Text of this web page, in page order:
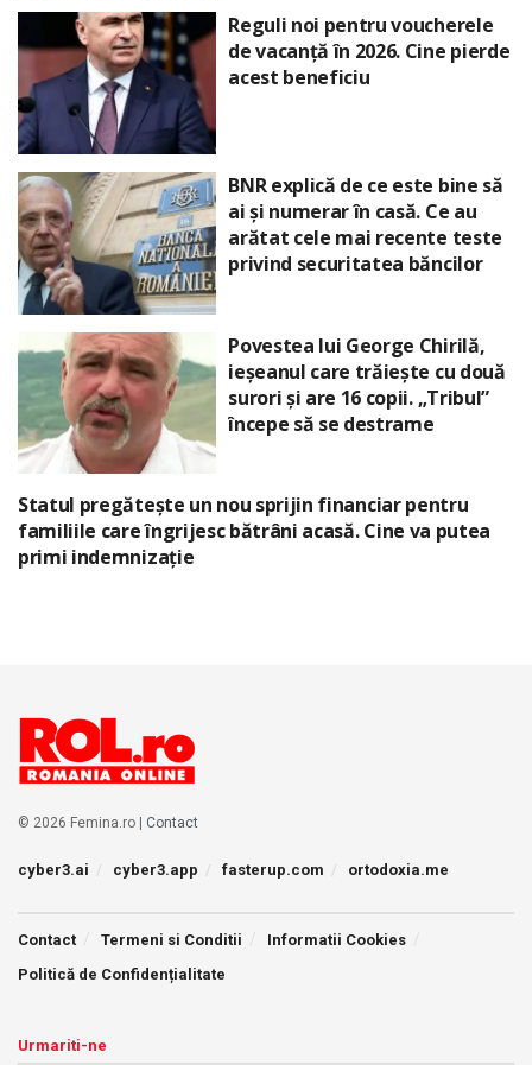
Reguli noi pentru voucherele
de vacanță în 2026. Cine pierde
acest beneficiu
BNR explică de ce este bine să
ai și numerar în casă. Ce au
arătat cele mai recente teste
privind securitatea băncilor
Povestea lui George Chirilă,
ieșeanul care trăiește cu două
surori și are 16 copii. „Tribul”
începe să se destrame
Statul pregătește un nou sprijin financiar pentru
familiile care îngrijesc bătrâni acasă. Cine va putea
primi indemnizație
© 2026 Femina.ro | Contact
cyber3.ai cyber3.app fasterup.com ortodoxia.me
Contact Termeni si Conditii
Informatii Cookies
Politică de Confidențialitate
Urmariti-ne